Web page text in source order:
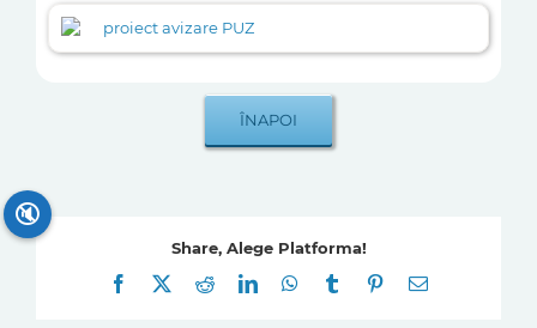
proiect avizare PUZ
Share, Alege Platforma!
Facebook
RedditLinkedInWhatsApp
Tumblr Pinterest
E-
🔇